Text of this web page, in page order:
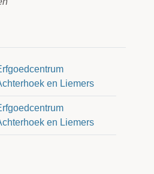
en Liemers
en Liemers